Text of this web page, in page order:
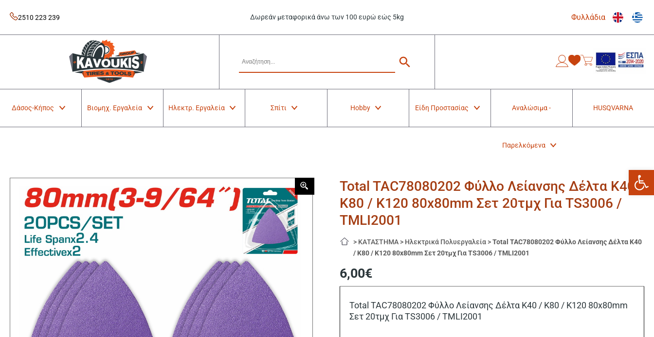
content
2510 223 239 Δωρεάν μεταφορικά άνω των 100 ευρώ εώς 5kg Φυλλάδια
Kavoukis Tools
Tires & Tools
Δάσος-Κήπος Βιομηχ. Εργαλεία Ηλεκτρ. Εργαλεία Σπίτι Hobby Είδη Προστασίας Αναλώσιμα -
Παρελκόμενα
HUSQVARNA
Total TAC78080202 Φύλλο Λείανσης Δέλτα K40 /
K80 / K120 80x80mm Σετ 20τμχ Για TS3006 /
TMLI2001
> ΚΑΤΑΣΤΗΜΑ > Ηλεκτρικά Πολυεργαλεία >Total TAC78080202 Φύλλο Λείανσης Δέλτα K40
/ K80 / K120 80x80mm Σετ 20τμχ Για TS3006 / TMLI2001
6,00€
Total TAC78080202 Φύλλο Λείανσης Δέλτα K40 / K80 / K120 80x80mm
Σετ 20τμχ Για TS3006 / TMLI2001